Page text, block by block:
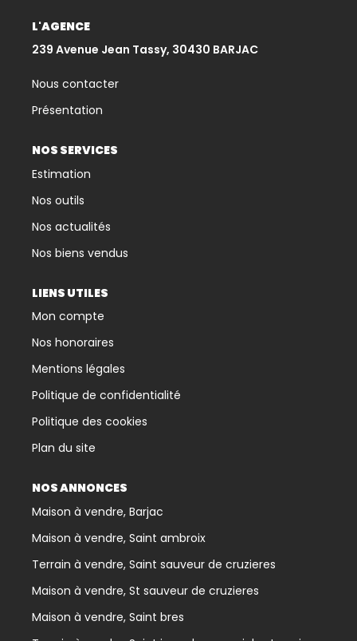
L'AGENCE
239 Avenue Jean Tassy, 30430 BARJAC
Nous contacter
Présentation
NOS SERVICES
Estimation
Nos outils
Nos actualités
Nos biens vendus
LIENS UTILES
Mon compte
Nos honoraires
Mentions légales
Politique de confidentialité
Politique des cookies
Plan du site
NOS ANNONCES
Maison à vendre, Barjac
Maison à vendre, Saint ambroix
Terrain à vendre, Saint sauveur de cruzieres
Maison à vendre, St sauveur de cruzieres
Maison à vendre, Saint bres